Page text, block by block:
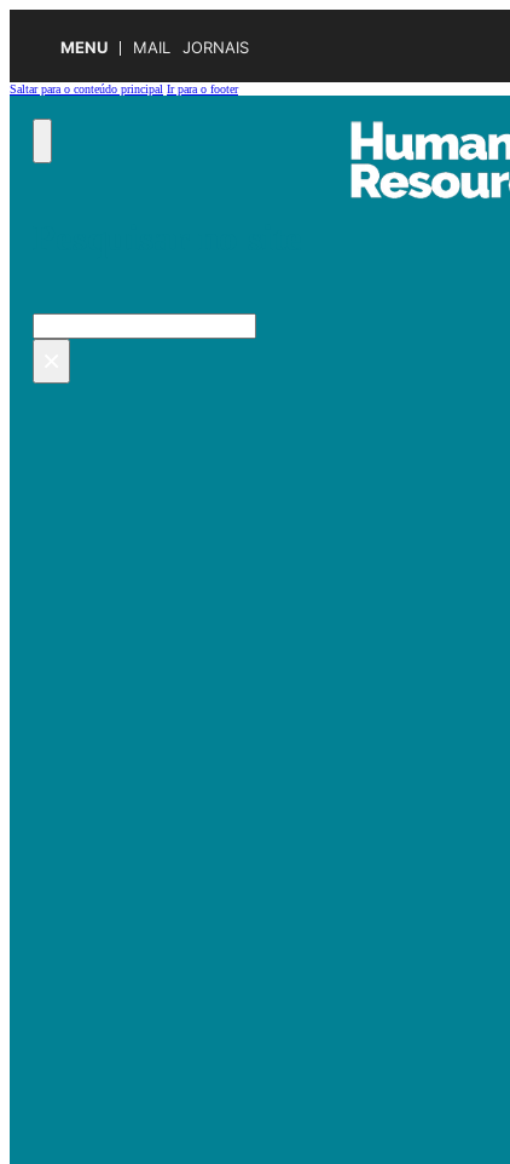
MENU MAIL JORNAIS
Saltar para o conteúdo principal Ir para o footer
Pesquisar